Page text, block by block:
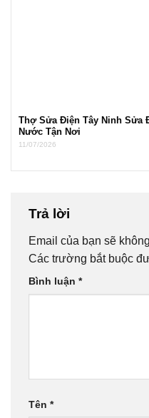
Thợ Sửa Điện Tây Ninh Sửa
Nước Tận Nơi
11/07/2026
Trả lời
Email của bạn sẽ
Các trường bắt buộc
Bình luận *
Tên *